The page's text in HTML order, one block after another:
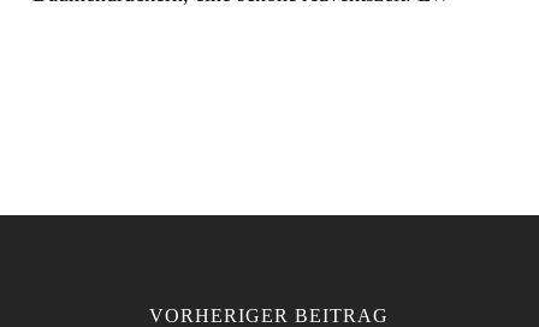
VORHERIGER BEITRAG